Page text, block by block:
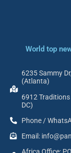
World top
6235 Sammy
(Atlanta)
6912 Traditions
DC)
Phone /
Email: